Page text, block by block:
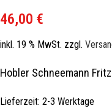
46,00 €
inkl. 19 % MwSt. zzgl.
Hobler Schneemann
Lieferzeit: 2-3 Werktage